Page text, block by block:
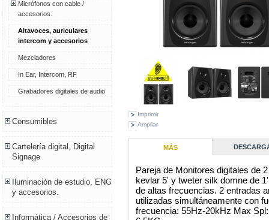
Micrófonos con cable /
accesorios.
Altavoces, auriculares
intercom y accesorios
Mezcladores
In Ear, Intercom, RF
Grabadores digitales de audio
Consumibles
Cartelería digital, Digital
Signage
Iluminación de estudio, ENG
y accesorios.
Informática / Accesorios de
Imprimir
Ampliar
MÁS
Pareja de Monitores digitales de
kevlar 5' y tweter silk domne de
de altas frecuencias. 2 entradas
utilizadas simultáneamente con
frecuencia: 55Hz-20kHz Max